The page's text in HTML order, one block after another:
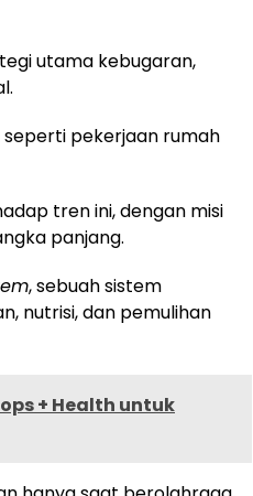
utama kebugaran,
pekerjaan rumah
tren ini, dengan misi
panjang.
, sebuah sistem
nutrisi, dan pemulihan
+ Health untuk